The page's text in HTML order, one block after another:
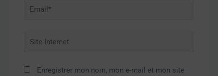
Email*
Site
Enregistrer mon nom, mon e-mail et mon site